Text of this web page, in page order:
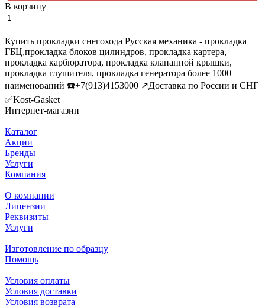
В корзину
Купить прокладки снегохода Русская механика - прокладка
ГБЦ,прокладка блоков цилиндров, прокладка картера,
прокладка карбюратора, прокладка клапанной крышки,
прокладка глушителя, прокладка генератора более 1000
наименований ☎️+7(913)4153000 ↗️Доставка по России и СНГ
✅Kost-Gasket
Интернет-магазин
Каталог
Акции
Бренды
Услуги
Компания
О компании
Лицензии
Реквизиты
Услуги
Изготовление по образцу
Помощь
Условия оплаты
Условия доставки
Условия возврата